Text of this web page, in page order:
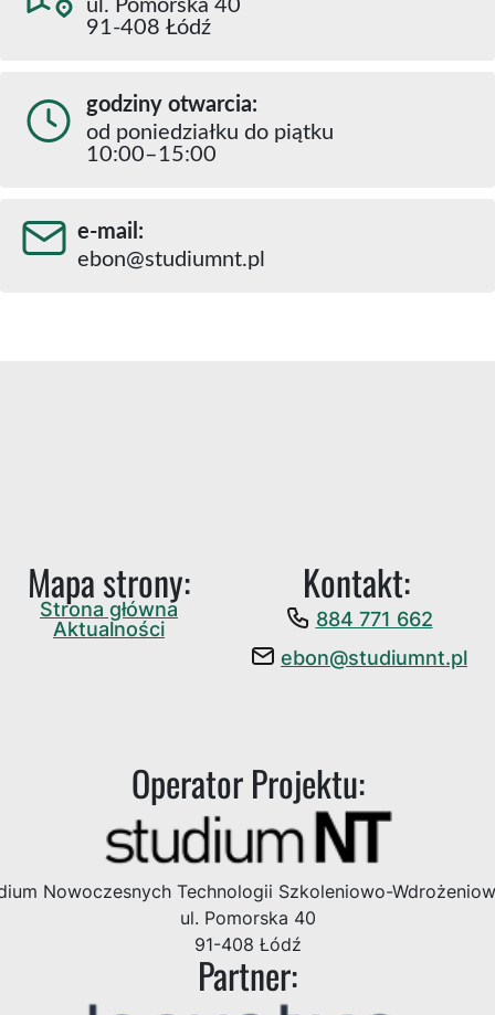
ul. Pomorska 40
91-408 Łódź
godziny otwarcia:
od poniedziałku do piątku
10:00–15:00
e-mail:
ebon@studiumnt.pl
Mapa strony:
Strona główna
Aktualności
Kontakt:
884 771 662
ebon@studiumnt.pl
Operator Projektu:
Nowoczesnych Technologii Szkoleniowo-
ul. Pomorska 40
91-408 Łódź
Partner: